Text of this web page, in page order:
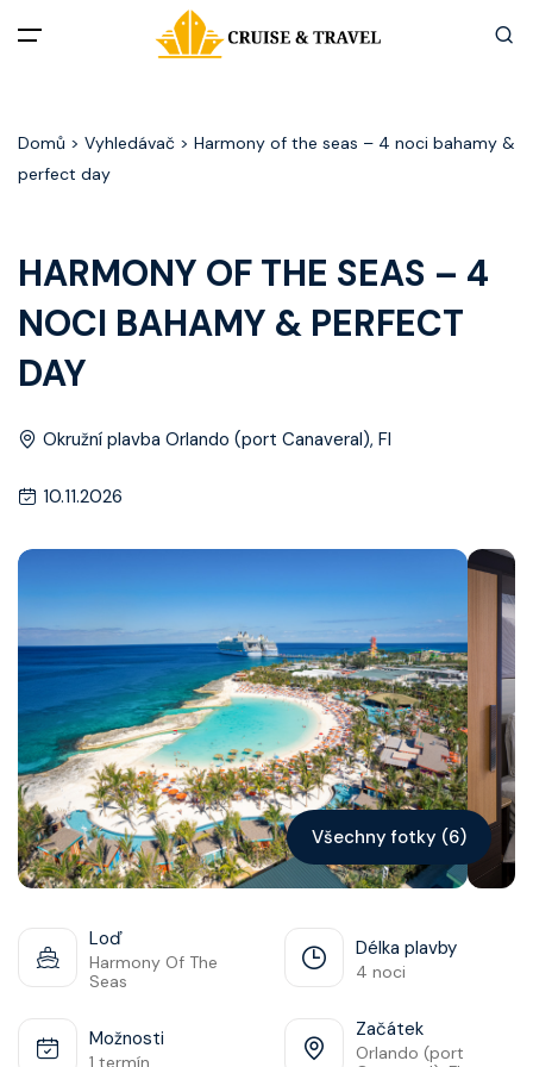
Akční nabídky
Zážitky z plaveb
Užitečné informace
Články
Kontakt
Vyhledat plavbu
Domů > Vyhledávač > Harmony of the seas – 4 noci bahamy &
perfect day
HARMONY OF THE SEAS – 4
NOCI BAHAMY & PERFECT
DAY
Okružní plavba Orlando (port Canaveral), Fl
10.11.2026
Všechny fotky (6)
Loď
Harmony Of The
Seas
Délka plavby
4 noci
Možnosti
1 termín
Začátek
Orlando (port